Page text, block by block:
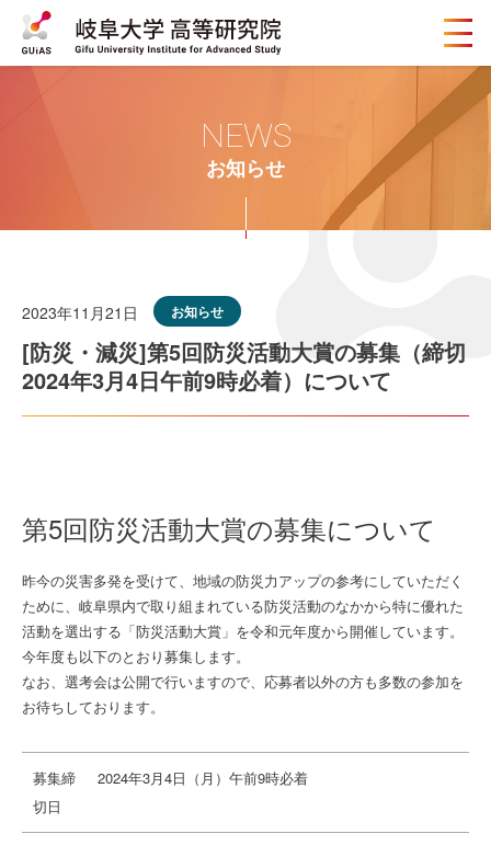
メ
ニ
ュ
ー
ボ
お知らせ
NEWS
2023年11月21日 お知らせ
[防災・減災]第5回防災活動大賞の募集（締切
2024年3月4日午前9時必着）について
第5回防災活動大賞の募集について
昨今の災害多発を受けて、地域の防災力アップの参考にしていただく
ために、岐阜県内で取り組まれている防災活動のなかから特に優れた
活動を選出する「防災活動大賞」を令和元年度から開催しています。
今年度も以下のとおり募集します。
なお、選考会は公開で行いますので、応募者以外の方も多数の参加を
お待ちしております。
募集締
切日
2024年3月4日（月）午前9時必着